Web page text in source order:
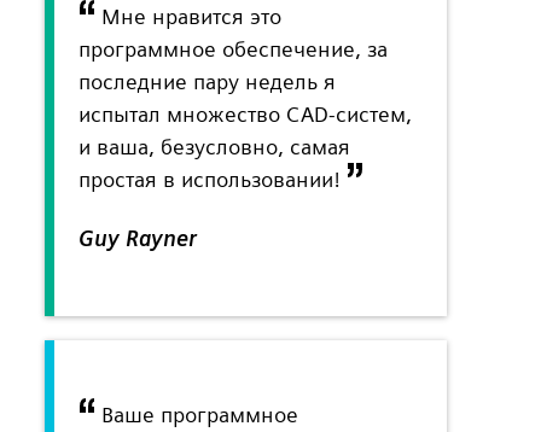
Мне нравится это
программное обеспечение, за
последние пару недель я
испытал множество CAD-систем,
и ваша, безусловно, самая
простая в использовании!
Guy Rayner
Ваше программное